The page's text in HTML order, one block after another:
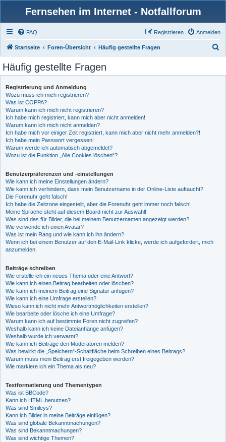
Fernsehen im Internet - Notfallforum
FAQ Anmelden
Registrieren
Startseite Foren-Übersicht Häufig gestellte Fragen
Häufig gestellte Fragen
Registrierung und Anmeldung
Wozu muss ich mich registrieren?
Was ist COPPA?
Warum kann ich mich nicht registrieren?
Ich habe mich registriert, kann mich aber nicht anmelden!
Warum kann ich mich nicht anmelden?
Ich habe mich vor einiger Zeit registriert, kann mich aber nicht mehr anmelden?!
Ich habe mein Passwort vergessen!
Warum werde ich automatisch abgemeldet?
Wozu ist die Funktion „Alle Cookies löschen“?
Benutzerpräferenzen und -einstellungen
Wie kann ich meine Einstellungen ändern?
Wie kann ich verhindern, dass mein Benutzername in der Online-Liste auftaucht?
Die Forenuhr geht falsch!
Ich habe die Zeitzone eingestellt, aber die Forenuhr geht immer noch falsch!
Meine Sprache steht auf diesem Board nicht zur Auswahl!
Was sind das für Bilder, die bei meinem Benutzernamen angezeigt werden?
Wie verwende ich einen Avatar?
Was ist mein Rang und wie kann ich ihn ändern?
Wenn ich bei einem Benutzer auf den E-Mail-Link klicke, werde ich aufgefordert, mich
anzumelden.
Beiträge schreiben
Wie erstelle ich ein neues Thema oder eine Antwort?
Wie kann ich einen Beitrag bearbeiten oder löschen?
Wie kann ich meinem Beitrag eine Signatur anfügen?
Wie kann ich eine Umfrage erstellen?
Wieso kann ich nicht mehr Antwortmöglichkeiten erstellen?
Wie bearbeite oder lösche ich eine Umfrage?
Warum kann ich auf bestimmte Foren nicht zugreifen?
Weshalb kann ich keine Dateianhänge anfügen?
Weshalb wurde ich verwarnt?
Wie kann ich Beiträge den Moderatoren melden?
Was bewirkt die „Speichern“-Schaltfläche beim Schreiben eines Beitrags?
Warum muss mein Beitrag erst freigegeben werden?
Wie markiere ich ein Thema als neu?
Textformatierung und Thementypen
Was ist BBCode?
Kann ich HTML benutzen?
Was sind Smileys?
Kann ich Bilder in meine Beiträge einfügen?
Was sind globale Bekanntmachungen?
Was sind Bekanntmachungen?
Was sind wichtige Themen?